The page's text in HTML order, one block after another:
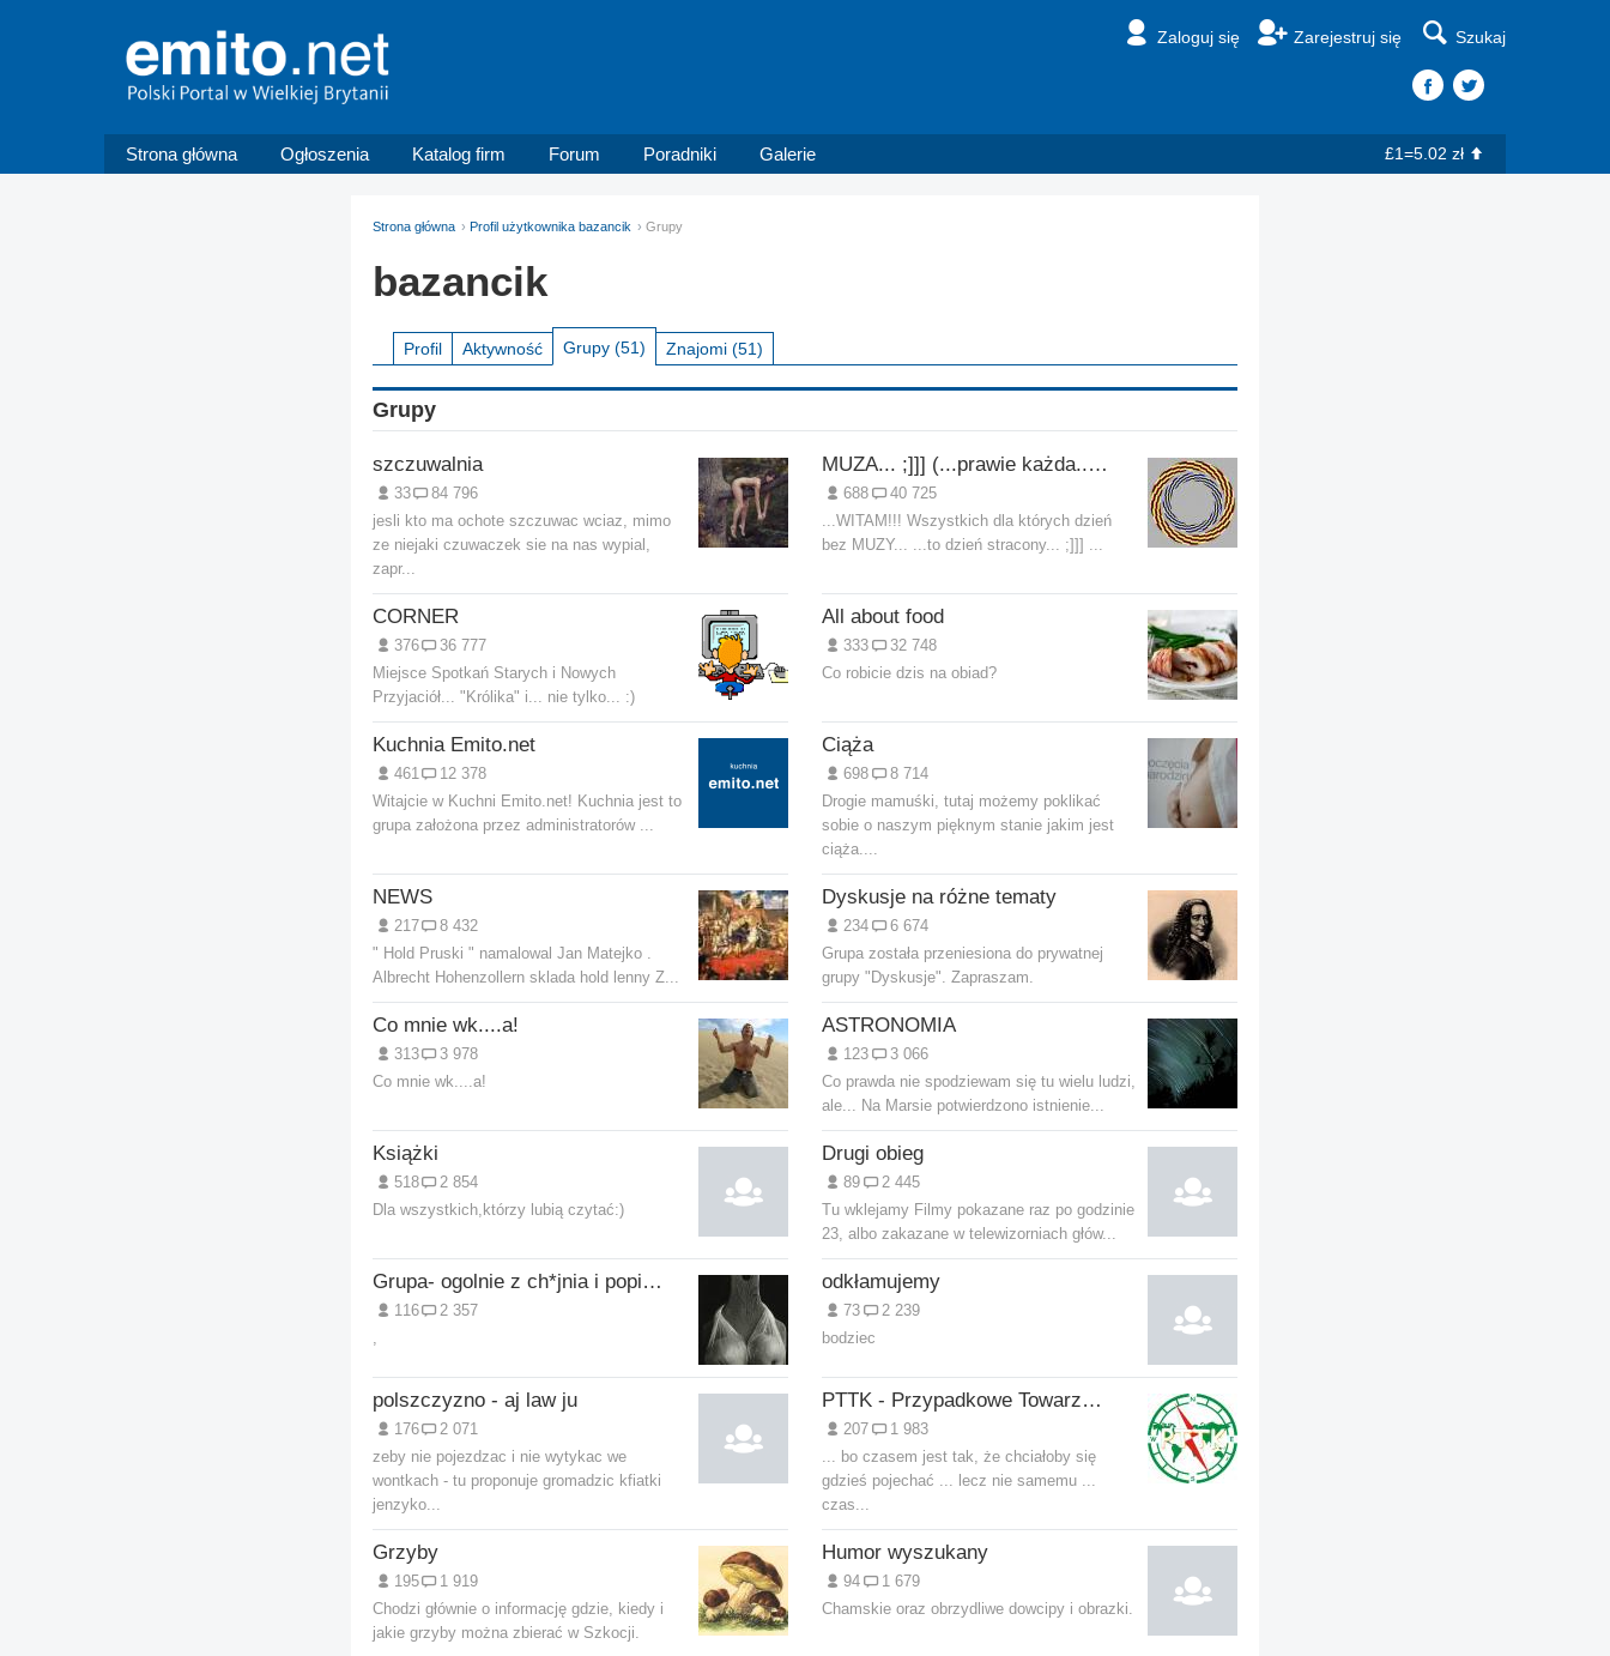
Zaloguj się Zarejestruj się Szukaj
Strona główna Ogłoszenia Katalog firm Forum Poradniki Galerie £1=5.02 zł
Strona główna Profil użytkownika bazancik Grupy
bazancik
Profil Aktywność Grupy (51) Znajomi (51)
Grupy
szczuwalnia
33
84 796
jesli kto ma ochote szczuwac wciaz, mimo
ze niejaki czuwaczek sie na nas wypial,
zapr...
MUZA... ;]]] (...prawie każda... ;ppp)
688
40 725
...WITAM!!! Wszystkich dla których dzień
bez MUZY... ...to dzień stracony... ;]]] ...
CORNER
376
36 777
Miejsce Spotkań Starych i Nowych
Przyjaciół... "Królika" i... nie tylko... :)
All about food
333
32 748
Co robicie dzis na obiad?
Kuchnia Emito.net
461
12 378
Witajcie w Kuchni Emito.net! Kuchnia jest to
grupa założona przez administratorów ...
Ciąża
698
8 714
Drogie mamuśki, tutaj możemy poklikać
sobie o naszym pięknym stanie jakim jest
ciąża....
NEWS
217
8 432
" Hold Pruski " namalowal Jan Matejko .
Albrecht Hohenzollern sklada hold lenny Z...
Dyskusje na różne tematy
234
6 674
Grupa została przeniesiona do prywatnej
grupy "Dyskusje". Zapraszam.
Co mnie wk....a!
313
3 978
Co mnie wk....a!
ASTRONOMIA
123
3 066
Co prawda nie spodziewam się tu wielu ludzi,
ale... Na Marsie potwierdzono istnienie...
Książki
518
2 854
Dla wszystkich,którzy lubią czytać:)
Drugi obieg
89
2 445
Tu wklejamy Filmy pokazane raz po godzinie
23, albo zakazane w telewizorniach głów...
Grupa- ogolnie z ch*jnia i popierdulnia;
116
2 357
,
odkłamujemy
73
2 239
bodziec
polszczyzno - aj law ju
176
2 071
zeby nie pojezdzac i nie wytykac we
wontkach - tu proponuje gromadzic kfiatki
jenzyko...
PTTK - Przypadkowe Towarzystwo Turystyczno-Krajoznawcze
207
1 983
... bo czasem jest tak, że chciałoby się
gdzieś pojechać ... lecz nie samemu ...
czas...
Grzyby
195
1 919
Chodzi głównie o informację gdzie, kiedy i
jakie grzyby można zbierać w Szkocji.
Humor wyszukany
94
1 679
Chamskie oraz obrzydliwe dowcipy i obrazki.